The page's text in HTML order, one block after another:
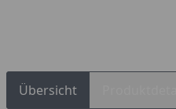
Übersicht